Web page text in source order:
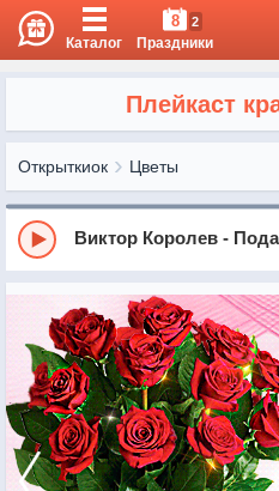
Каталог
8 2
Праздники
Плейкаст
Открыткиок Цветы
Виктор Королев -